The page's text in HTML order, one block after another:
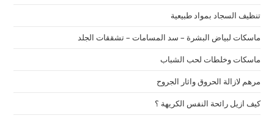
تنظيف السجاد بمواد طبيعية
ماسكات لبياض البشرة – سد المسامات – تشققات الجلد
ماسكات وخلطات لحب الشباب
مرهم لازالة الحروق واثار الجروح
كيف ازيل رائحة النفس الكريهة ؟